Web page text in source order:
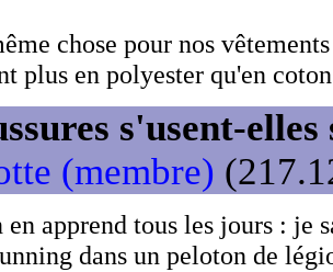
chose pour nos
plus en polyester qu'en
s'usent-
(membre)
apprend tous les jours : je
dans un peloton de